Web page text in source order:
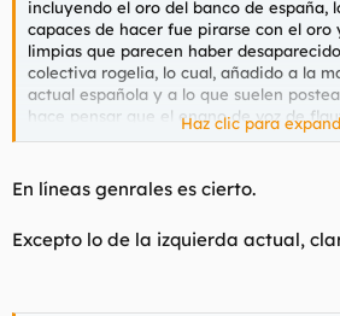
incluyendo el oro del banco de españa,
capaces de hacer fue pirarse con el oro
limpias que parecen haber
colectiva rogelia, lo cual, añadido a la
actual española y a lo que suelen
hace pensar que el enano de voz de
con las suyas..
Haz clic para
En líneas genrales es cierto.
Excepto lo de la izquierda actual,